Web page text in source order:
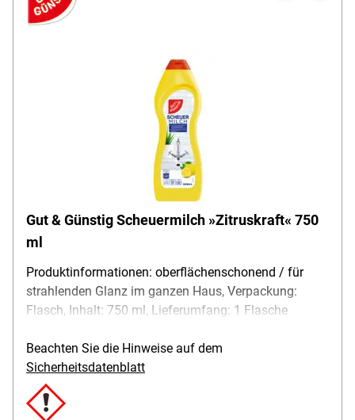
Gut & Günstig Scheuermilch »Zitruskraft« 750
ml
Produktinformationen: oberflächenschonend / für
strahlenden Glanz im ganzen Haus, Verpackung:
Flasch, Inhalt: 750 ml, Lieferumfang: 1 Flasche
Beachten Sie die Hinweise auf dem
Sicherheitsdatenblatt